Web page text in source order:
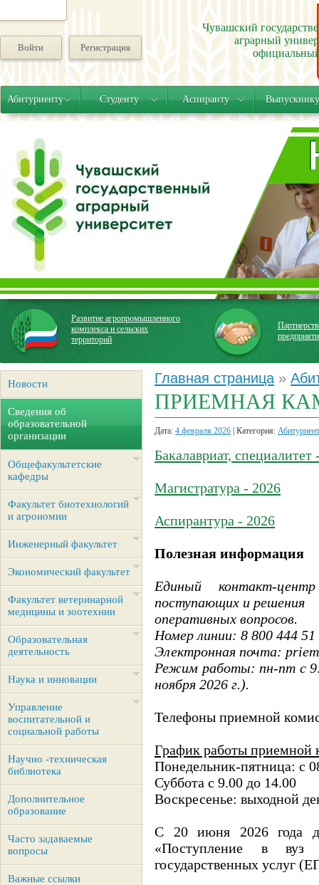
Войти Регистрация
Чувашский
аграрный
Абитуриенту Студенту Аспиранту
Развитие агропромышленного
комплекса и сельских
территорий
Новости
Сведения об
образовательной
организации
Общефакультетские
кафедры
Факультет биотехнологий
и агрономии
Инженерный факультет
Экономический факультет
Факультет ветеринарной
медицины и зоотехнии
Образовательная
деятельность
Наука и инновации
Управление
воспитательной и
социальной работы
Научно -техническая
библиотека
Дополнительное
образование
Часто задаваемые
вопросы
Важные ссылки
Главная страница »
ПРИЕМНАЯ
Дата: 4 февраля 2026 | Категория:
Бакалавриат, специалитет
Магистратура - 2026
Аспирантура - 2026
Полезная информация
Единый контакт-
поступающих и решения
оперативных вопросов.
Номер линии: 8 800 444 51
Электронная почта:
Режим работы: пн-пт с
ноября 2026 г.).
Телефоны приемной
График работы приемной
Понедельник-пятница: с
Суббота с 9.00 до 14.00
Воскресенье: выходной
С 20 июня 2026 года
«Поступление в вуз
государственных услуг